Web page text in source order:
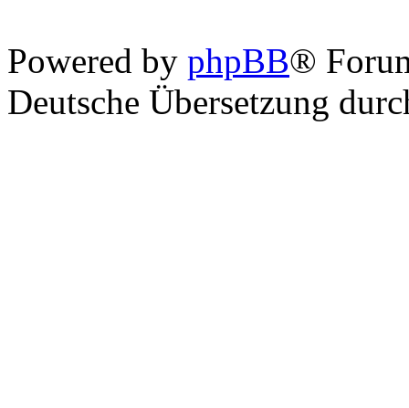
Powered by phpBB®
Deutsche Übersetzung